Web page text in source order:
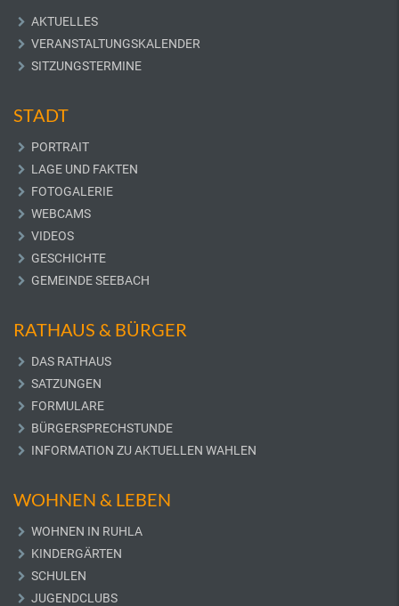
AKTUELLES
VERANSTALTUNGSKALENDER
SITZUNGSTERMINE
STADT
PORTRAIT
LAGE UND FAKTEN
FOTOGALERIE
WEBCAMS
VIDEOS
GESCHICHTE
GEMEINDE SEEBACH
RATHAUS & BÜRGER
DAS RATHAUS
SATZUNGEN
FORMULARE
BÜRGERSPRECHSTUNDE
INFORMATION ZU AKTUELLEN WAHLEN
WOHNEN & LEBEN
WOHNEN IN RUHLA
KINDERGÄRTEN
SCHULEN
JUGENDCLUBS